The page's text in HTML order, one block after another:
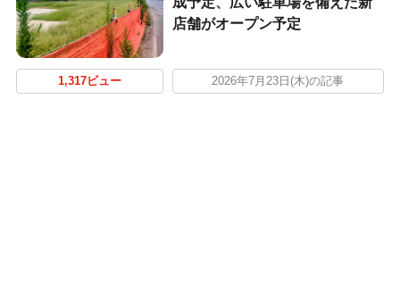
店舗がオープン予定
1,317ビュー 2026年7月23日(木)の記事